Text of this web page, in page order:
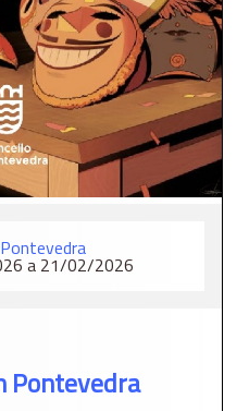
Pontevedra
a 21/02/2026
Pontevedra